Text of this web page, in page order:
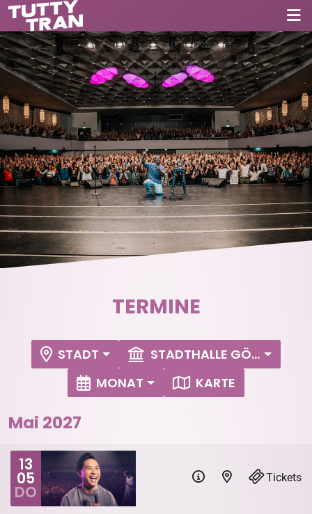
TERMINE
STADT
STADTHALLE GÖTTINGEN
MONAT
KARTE
Mai 2027
13
05
DO
Tickets